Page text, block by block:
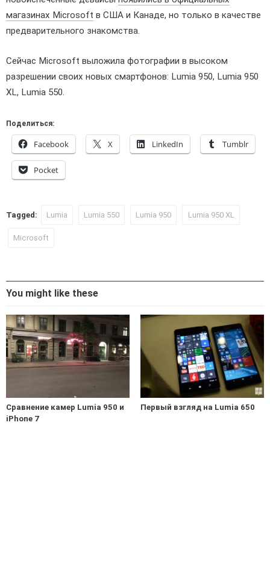
магазинах Microsoft в США и Канаде, но только в качестве
предварительного знакомства.
Сейчас Microsoft выложила фотографии в высоком
разрешении своих новых смартфонов: Lumia 950, Lumia 950
XL, Lumia 550.
Поделиться:
Facebook X LinkedIn Tumblr
Pocket
Tagged: Lumia Lumia 550 Lumia 950 Lumia 950 XL
Microsoft
You might like these
Сравнение камер Lumia 950 и
iPhone 7
Первый взгляд на Lumia 650